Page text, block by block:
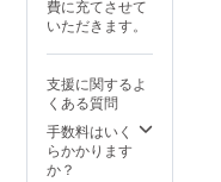
UVカッ
ト｜
コー
材｜
Coffee
Lovers
｜刺繍
｜
費に充てさせて
いただきます。
支援に関するよ
くある質問
手数料はいく
らかかります
か？